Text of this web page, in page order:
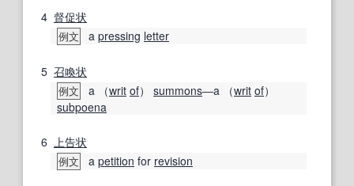
4 督促状
例文 a pressing letter
5 召喚状
例文 a （writ of） summons―a （writ of）
subpoena
6 上告状
例文 a petition for revision